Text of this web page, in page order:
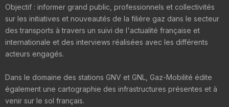
Objectif : informer grand public, professionnels et collectivités
sur les initiatives et nouveautés de la filière gaz dans le secteur
des transports à travers un suivi de l'actualité française et
internationale et des interviews réalisées avec les différents
acteurs engagés.
Dans le domaine des stations GNV et GNL, Gaz-Mobilité édite
également une cartographie des infrastructures présentes et à
venir sur le sol français.